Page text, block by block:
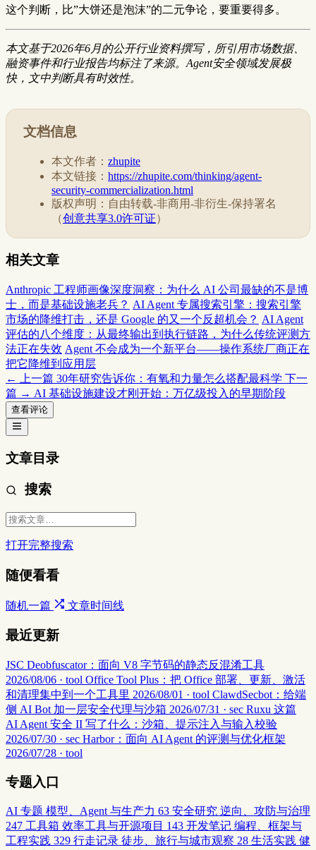
这个判断，比”大饼还是泡沫”的二元争论，要重要得多。
本文基于2026年6月的公开行业资料撰写，所引用市场数据、
融资事件和行业报告均标注了来源。Agent安全领域发展极
快，文中判断具有时效性。
文档信息
本文作者： zhupite
本文链接： https://zhupite.com/thinking/agent-
security-commercialization.html
版权声明：自由转载-非商用-非衍生-保持署名
（创意共享3.0许可证）
相关文章
Anthropic 工程师画像深度洞察：为什么 AI 公司最缺的不是博
士，而是基础设施老兵？ AI Agent 专属搜索引擎：搜索引擎
市场的降维打击，还是 Google 的又一个反超机会？ AI Agent
评估的八个维度：从最终输出到执行链路，为什么传统评测方
法正在失效 Agent 不会成为一个新平台——操作系统厂商正在
把它降维到应用层
← 上一篇 30年研究告诉你：有氧和力量怎么搭配最科学 下一
篇 → AI 基础设施建设才刚开始：万亿级投入的早期阶段
查看评论
文章目录
搜索
打开完整搜索
随便看看
随机一篇 文章时间线
最近更新
JSC Deobfuscator：面向 V8 字节码的静态反混淆工具
2026/08/06 · tool Office Tool Plus：把 Office 部署、更新、激活
和清理集中到一个工具里 2026/08/01 · tool ClawdSecbot：给端
侧 AI Bot 加一层安全代理与沙箱 2026/07/31 · sec Ruxu 这篇
AI Agent 安全 II 写了什么：沙箱、提示注入与输入校验
2026/07/30 · sec Harbor：面向 AI Agent 的评测与优化框架
2026/07/28 · tool
专题入口
AI 专题 模型、Agent 与生产力 63 安全研究 逆向、攻防与治理
247 工具箱 效率工具与开源项目 143 开发笔记 编程、框架与
工程实践 329 行走记录 徒步、旅行与城市观察 28 生活实践 健